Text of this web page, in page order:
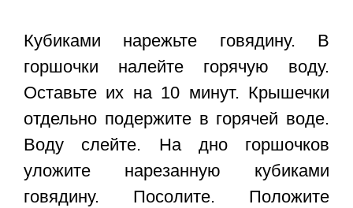
Кубиками нарежьте говядину. В
горшочки налейте горячую воду.
Оставьте их на 10 минут. Крышечки
отдельно подержите в горячей воде.
Воду слейте. На дно горшочков
уложите нарезанную кубиками
говядину. Посолите. Положите